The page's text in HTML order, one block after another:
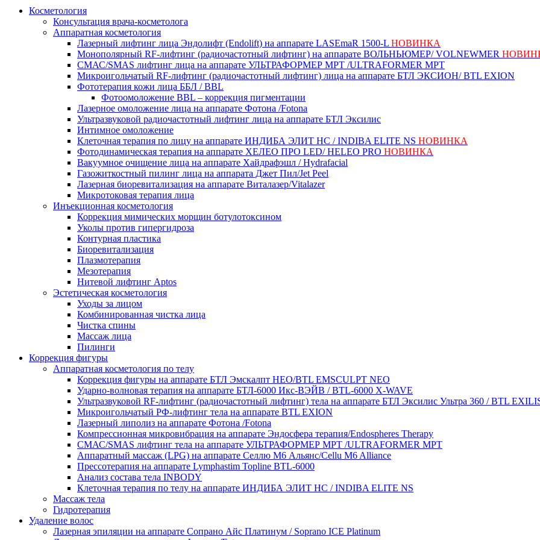
Косметология
Консультация врача-косметолога
Аппаратная косметология
Лазерный лифтинг лица Эндолифт (Endolift) на аппарате LASEmaR 1500-L НОВИНКА
Монополярный RF‑лифтинг (радиочастотный лифтинг) на аппарате ВОЛЬНЬЮМЕР/ VOLNEWMER
СМАС/SMAS лифтинг лица на аппарате УЛЬТРАФОРМЕР MPT /ULTRAFORMER MPT
Микроигольчатый RF-лифтинг (радиочастотный лифтинг) лица на аппарате БТЛ ЭКСИОН/ BTL EXION
Фототерапия кожи лица ББЛ / BBL
Фотоомоложение BBL – коррекция пигментации
Лазерное омоложение лица на аппарате Фотона /Fotona
Ультразвуковой радиочастотный лифтинг лица на аппарате БТЛ Эксилис
Интимное омоложение
Клеточная терапия по лицу на аппарате ИНДИБА ЭЛИТ НС / INDIBA ELITE NS НОВИНКА
Фотодинамическая терапия на аппарате ХЕЛЕО ПРО LED/ HELEO PRO НОВИНКА
Вакуумное очищение лица на аппарате Хайдрафэшл / Hydrafacial
Газожиткостный пилинг лица на аппарата Джет Пил/Jet Peel
Лазерная биоревитализация на аппарате Виталазер/Vitalazer
Микротоковая терапия лица
Инъекционная косметология
Коррекция мимических морщин ботулотоксином
Уколы против гипергидроза
Контурная пластика
Биоревитализация
Плазмотерапия
Мезотерапия
Нитевой лифтинг Aptos
Эстетическая косметология
Уходы за лицом
Комбинированная чистка лица
Чистка спины
Массаж лица
Пилинги
Коррекция фигуры
Аппаратная косметология по телу
Коррекция фигуры на аппарате БТЛ Эмскалпт НЕО/BTL EMSCULPT NEO
Ударно-волновая терапия на аппарате БТЛ-6000 Икс-ВЭЙВ / BTL-6000 X-WAVE
Ультразвуковой RF‑лифтинг (радиочастотный лифтинг) тела на аппарате БТЛ Эксилис Ультра 360 / BTL
Микроигольчатый РФ-лифтинг тела на аппарате BTL EXION
Лазерный липолиз на аппарате Фотона /Fotona
Компрессионная микровибрация на аппарате Эндосфера терапия/Endospheres Therapy
СМАС/SMAS лифтинг тела на аппарате УЛЬТРАФОРМЕР MPT /ULTRAFORMER MPT
Аппаратный массаж (LPG) на аппарате Селлю М6 Альянс/Cellu M6 Alliance
Прессотерапия на аппарате Lymphastim Topline BTL-6000
Анализ состава тела INBODY
Клеточная терапия по телу на аппарате ИНДИБА ЭЛИТ НС / INDIBA ELITE NS
Массаж тела
Гидротерапия
Удаление волос
Лазерная эпиляции на аппарате Сопрано Айс Платинум / Soprano ICE Platinum